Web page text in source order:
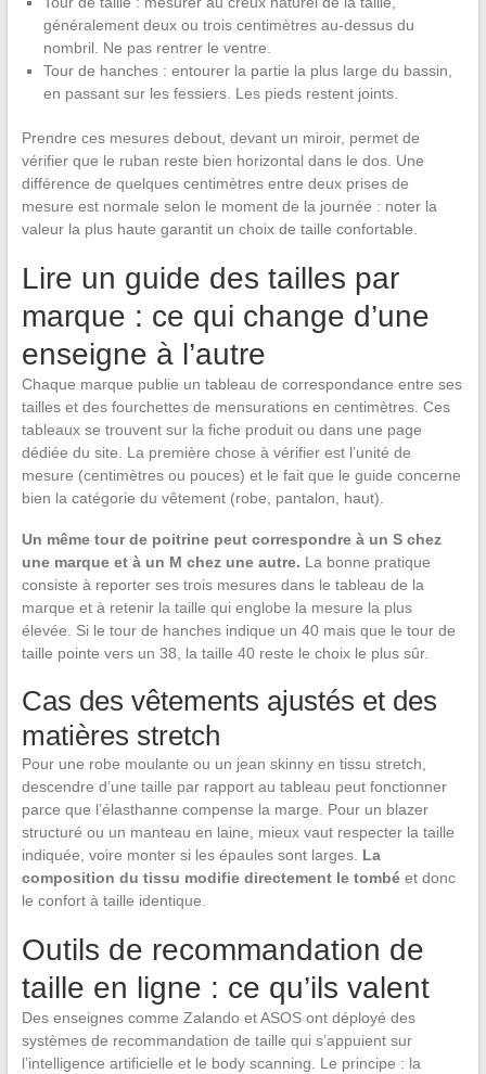
généralement deux ou trois centimètres au-dessus du
nombril. Ne pas rentrer le ventre.
Tour de hanches : entourer la partie la plus large du bassin,
en passant sur les fessiers. Les pieds restent joints.
Prendre ces mesures debout, devant un miroir, permet de
vérifier que le ruban reste bien horizontal dans le dos. Une
différence de quelques centimètres entre deux prises de
mesure est normale selon le moment de la journée : noter la
valeur la plus haute garantit un choix de taille confortable.
Lire un guide des tailles par
marque : ce qui change d’une
enseigne à l’autre
Chaque marque publie un tableau de correspondance entre ses
tailles et des fourchettes de mensurations en centimètres. Ces
tableaux se trouvent sur la fiche produit ou dans une page
dédiée du site. La première chose à vérifier est l’unité de
mesure (centimètres ou pouces) et le fait que le guide concerne
bien la catégorie du vêtement (robe, pantalon, haut).
Un même tour de poitrine peut correspondre à un S chez
une marque et à un M chez une autre. La bonne pratique
consiste à reporter ses trois mesures dans le tableau de la
marque et à retenir la taille qui englobe la mesure la plus
élevée. Si le tour de hanches indique un 40 mais que le tour de
taille pointe vers un 38, la taille 40 reste le choix le plus sûr.
Cas des vêtements ajustés et des
matières stretch
Pour une robe moulante ou un jean skinny en tissu stretch,
descendre d’une taille par rapport au tableau peut fonctionner
parce que l’élasthanne compense la marge. Pour un blazer
structuré ou un manteau en laine, mieux vaut respecter la taille
indiquée, voire monter si les épaules sont larges. La
composition du tissu modifie directement le tombéet donc
le confort à taille identique.
Outils de recommandation de
taille en ligne : ce qu’ils valent
Des enseignes comme Zalando et ASOS ont déployé des
systèmes de recommandation de taille qui s’appuient sur
l’intelligence artificielle et le body scanning. Le principe : la